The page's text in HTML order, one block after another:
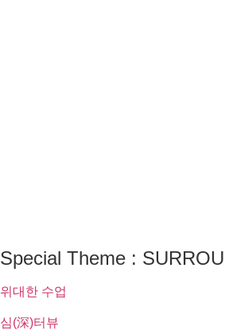
Special Theme :
위대한 수업
심(深)터뷰